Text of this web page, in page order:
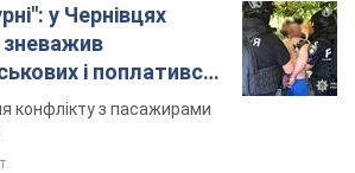
у Чернівцях
зневажив
і поплатився.
конфлікту з пасажирами